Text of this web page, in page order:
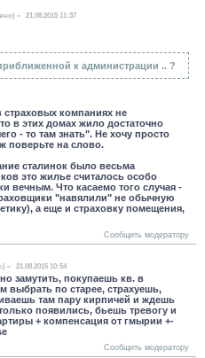
21.08.2015 11:37
к администрации .. ?
страховых компаниях не
в этих домах жило достаточно
- то там знать". Не хочу просто
поверьте на слово.
сталинок было весьма
это жилье считалось особо
вечным. Что касаемо того случая -
"навялили" не обычную
а еще и страховку помещения,
Сообщить модератору
21.08.2015 10:54
замутить, покупаешь кв. в
выбрать по старее, страхуешь,
там пару кирпичей и ждешь
появились, бьешь тревогу и
+ компенсация от гмырии +-
Сообщить модератору